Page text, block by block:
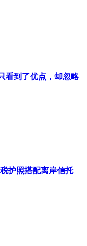
看到了优点，却忽略
护照搭配离岸信托